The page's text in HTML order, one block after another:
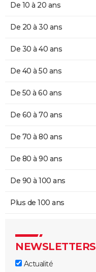
De 10 à 20 ans
De 20 à 30 ans
De 30 à 40 ans
De 40 à 50 ans
De 50 à 60 ans
De 60 à 70 ans
De 70 à 80 ans
De 80 à 90 ans
De 90 à 100 ans
Plus de 100 ans
NEWSLETTERS
Actualité